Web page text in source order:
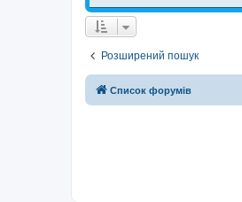
Розширений пошук
Список форумів